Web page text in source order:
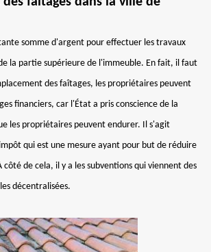
somme d'argent pour effectuer les travaux
la partie supérieure de l'immeuble. En fait, il faut
des faîtages, les propriétaires peuvent
financiers, car l'État a pris conscience de la
les propriétaires peuvent endurer. Il s'agit
qui est une mesure ayant pour but de réduire
de cela, il y a les subventions qui viennent des
décentralisées.